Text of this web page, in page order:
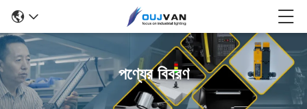
পণ্যের বিবরণ